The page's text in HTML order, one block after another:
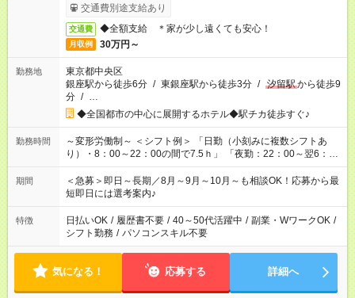
交通費別途支給あり
交通費 ◆全額支給 ＊家が少し遠くても安心！
月収例 30万円～
勤務地
東京都中央区
銀座駅から徒歩6分 / 東銀座駅から徒歩3分 / 汐留駅から徒歩9
分 / …
◆全国都市の中心に展開するホテル◆駅チカ徒歩すぐ♪
勤務時間
～変形労働制～ ＜シフト例＞ 「日勤（小刻みに複数シフトあ
り）・8：00～22：00の間で7.5ｈ」 「夜勤：22：00～翌6：
30 （実働7.5ｈ・休憩60分）」 「夜勤ロング： 16：00～翌9：
00（実働15ｈ・休憩120分）」
期間
＜急募＞即日～長期／8月～9月～10月～も相談OK！応募から最
短即日には選考案内♪
特徴 日払いOK / 履歴書不要 / 40～50代活躍中 / 副業・WワークOK /
シフト勤務 / パソコンスキル不要
気になる！ 応募する 詳細へ